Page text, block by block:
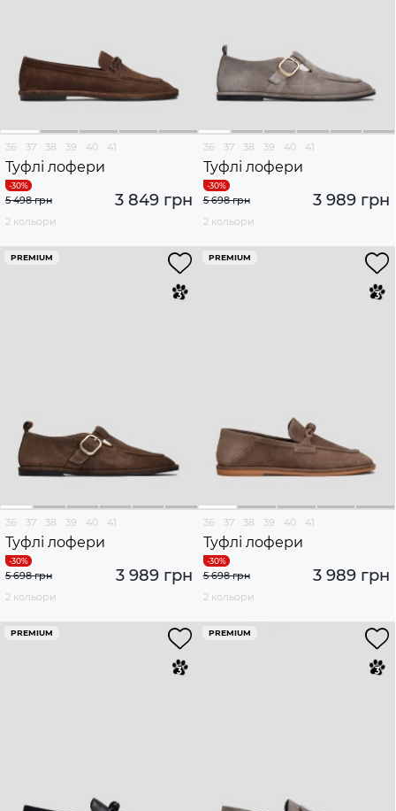
36 37 38 39 40 41
Туфлі лофери
3 849 грн
5 498 грн
2 кольори
36 37 38 39 40 41
Туфлі лофери
3 989 грн
5 698 грн
2 кольори
PREMIUM
36 37 38 39 40 41
Туфлі лофери
3 989 грн
5 698 грн
2 кольори
PREMIUM
36 37 38 39 40 41
Туфлі лофери
3 989 грн
5 698 грн
2 кольори
PREMIUM PREMIUM